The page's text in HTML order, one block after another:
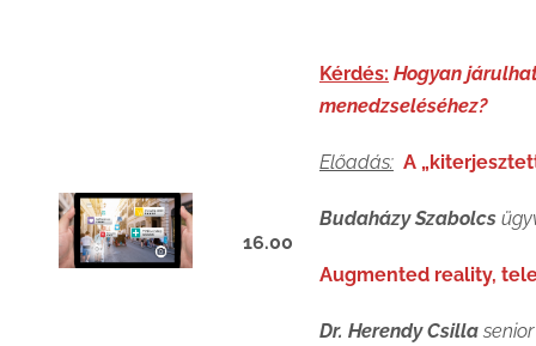
16.00
Kérdés: Hogyan
menedzseléséhez?
Előadás: A
Budaházy Szabolcs
Augmented reality,
Dr. Herendy Csillasenior